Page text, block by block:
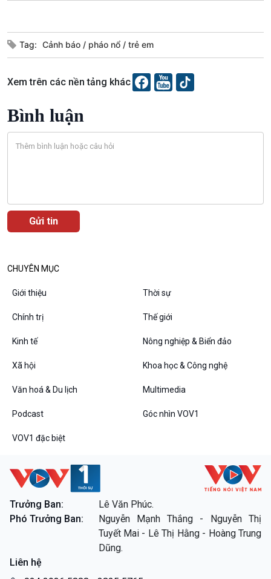
Tin Văn hoá & Du lịch
Câu chuyện Thể thao
Ảnh
Câu chuyện thời sự
Đối thoại
Chuyện đêm
Thanh âm ký sự
Chân dung cuộc sống
Các chương trình đặc biệt
Tag: Cảnh báo pháo nổ trẻ em
Xem trên các nền tảng khác
Bình luận
CHUYÊN MỤC
Giới thiệu Thời sự
Chính trị Thế giới
Kinh tế Nông nghiệp & Biển đảo
Xã hội Khoa học & Công nghệ
Văn hoá & Du lịch Multimedia
Podcast Góc nhìn VOV1
VOV1 đặc biệt
Trưởng Ban:
Lê Văn Phúc.
Phó Trưởng Ban:
Nguyễn Mạnh Thắng - Nguyễn Thị
Tuyết Mai - Lê Thị Hằng - Hoàng Trung
Dũng.
Liên hệ